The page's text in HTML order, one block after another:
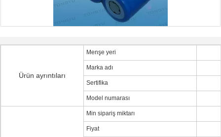
Ürün ayrıntıları
Menşe yeri
Marka adı
Sertifika
Model numarası
Min sipariş miktarı
Fiyat